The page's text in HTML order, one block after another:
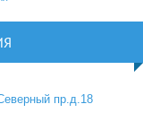
пр.д.18